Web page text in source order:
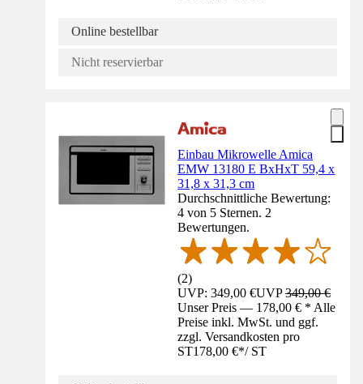
Online bestellbar
Nicht reservierbar
Einbau Mikrowelle Amica
EMW 13180 E BxHxT 59,4 x
31,8 x 31,3 cm
Durchschnittliche Bewertung:
4 von 5 Sternen. 2
Bewertungen.
(2)
UVP: 349,00 €UVP349,00 €
Unser Preis — 178,00 € * Alle
Preise inkl. MwSt. und ggf.
zzgl. Versandkosten pro
ST178,00 €*/ ST